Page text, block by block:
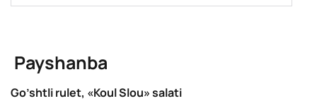
Payshanba
Go’shtli rulet, «Koul Slou» salati